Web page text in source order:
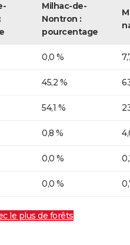
Milhac-de-
Nontron :
pourcentage
0,0 %
45,2 %
54,1 %
0,8 %
0,0 %
0,0 %
le plus de forêts